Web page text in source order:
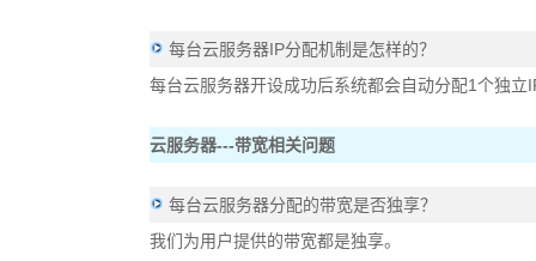
每台云服务器IP分配机制是怎样的？
每台云服务器开设成功后系统都会自动分配1个独
云服务器---带宽相关问题
每台云服务器分配的带宽是否独享？
我们为用户提供的带宽都是独享。